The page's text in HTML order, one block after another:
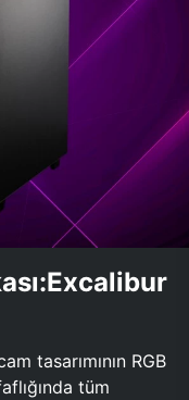
tasarımının RGB
tüm